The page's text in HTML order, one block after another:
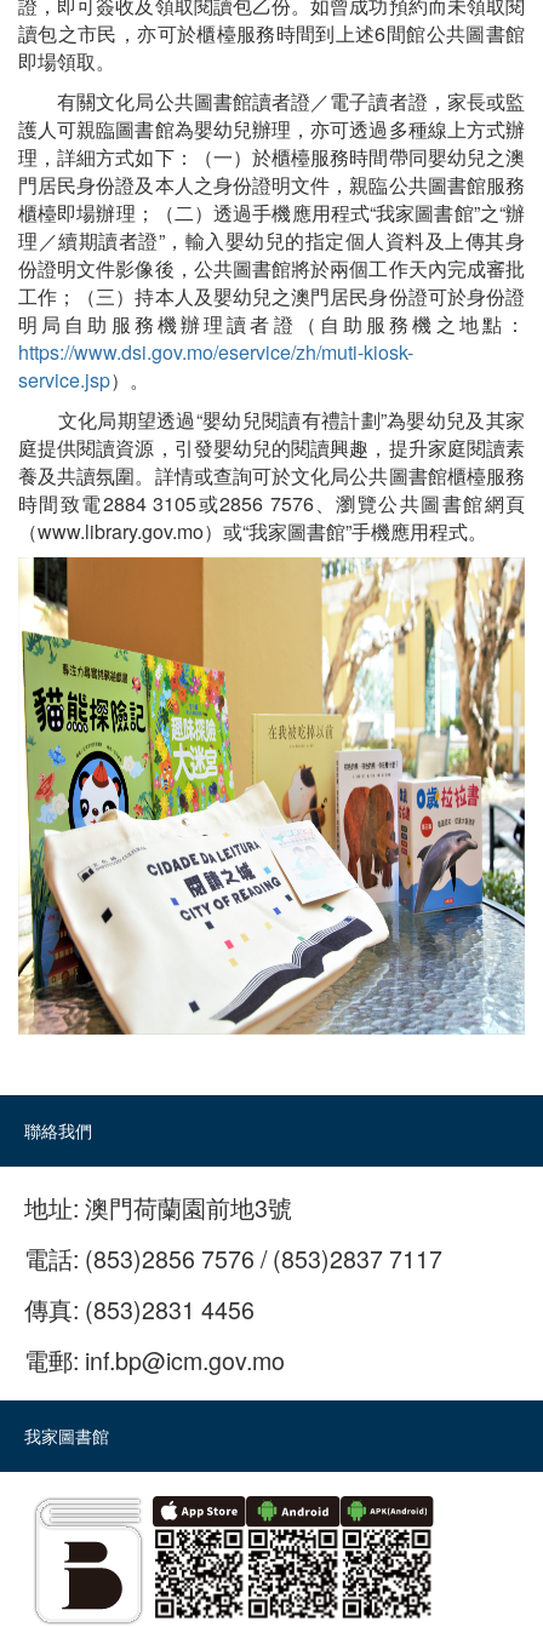
讀包之市民，亦可於櫃檯服務時間到上述6間館公共圖書館
即場領取。
有關文化局公共圖書館讀者證／電子讀者證，家長或監
護人可親臨圖書館為嬰幼兒辦理，亦可透過多種線上方式辦
理，詳細方式如下：（一）於櫃檯服務時間帶同嬰幼兒之澳
門居民身份證及本人之身份證明文件，親臨公共圖書館服務
櫃檯即場辦理；（二）透過手機應用程式“我家圖書館”之“辦
理／續期讀者證”，輸入嬰幼兒的指定個人資料及上傳其身
份證明文件影像後，公共圖書館將於兩個工作天內完成審批
工作；（三）持本人及嬰幼兒之澳門居民身份證可於身份證
明局自助服務機辦理讀者證（自助服務機之地點：
https://www.dsi.gov.mo/eservice/zh/muti-kiosk-
service.jsp）。
文化局期望透過“嬰幼兒閱讀有禮計劃”為嬰幼兒及其家
庭提供閱讀資源，引發嬰幼兒的閱讀興趣，提升家庭閱讀素
養及共讀氛圍。詳情或查詢可於文化局公共圖書館櫃檯服務
時間致電2884 3105或2856 7576、瀏覽公共圖書館網頁
（www.library.gov.mo）或“我家圖書館”手機應用程式。
聯絡我們
地址: 澳門荷蘭園前地3號
電話: (853)2856 7576 / (853)2837 7117
傳真: (853)2831 4456
電郵: inf.bp@icm.gov.mo
我家圖書館